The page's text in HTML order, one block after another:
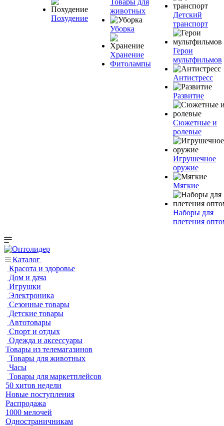
Похудение
Товары для
животных
Уборка
Хранение
Фитолампы
Детский
транспорт
Герои
мультфильмов
Антистресс
Развитие
Сюжетные и
ролевые
Игрушечное
оружие
Мягкие
Наборы для
плетения
Каталог
Красота и здоровье
Дом и дача
Игрушки
Электроника
Сезонные товары
Детские товары
Автотовары
Спорт и отдых
Одежда и аксессуары
Товары из телемагазинов
Товары для животных
Часы
Товары для маркетплейсов
50 хитов недели
Новые поступления
Распродажа
1000 мелочей
Одностраничникам